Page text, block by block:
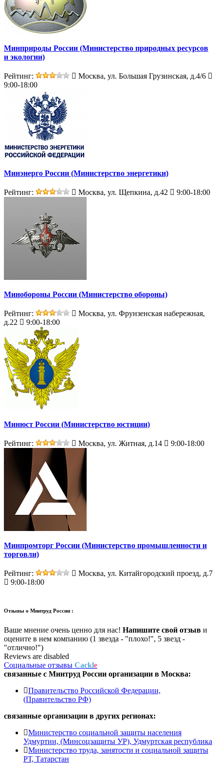
Минприроды России (Министерство природных ресурсов
и экологии)
Рейтинг:
Москва, ул. Большая Грузинская, д.4/6
9:00-18:00
Минэнерго России (Министерство энергетики)
Рейтинг: Москва, ул. Щепкина, д.42 9:00-18:00
Минобороны России (Министерство обороны)
Рейтинг:
Москва, ул. Фрунзенская набережная,
д.22
9:00-18:00
Минюст России (Министерство юстиции)
Рейтинг: Москва, ул. Житная, д.14 9:00-18:00
Минпромторг России (Министерство промышленности и
торговли)
Рейтинг:
Москва, ул. Китайгородский проезд, д.7
9:00-18:00
Отзывы о Минтруд России :
Ваше мнение очень ценно для нас! Напишите свой отзыв и
оцените в нем компанию (1 звезда - "плохо!", 5 звезд -
"отлично!")
Reviews are disabled
Социальные отзывы Cackle
связанные с Минтруд России организации в Москва:
Правительство Российской Федерации,
(Правительство РФ)
связанные организации в других регионах:
Министерство социальной защиты населения
Удмуртии, (Минсоцзащиты УР), Удмуртская республика
Министерство труда, занятости и социальной защиты
РТ, Татарстан